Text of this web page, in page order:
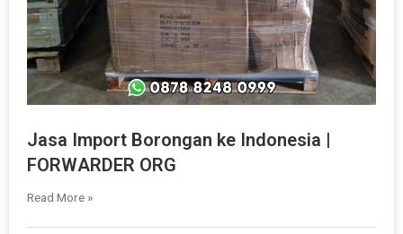
Jasa Import Borongan ke Indonesia |
FORWARDER ORG
Read More »